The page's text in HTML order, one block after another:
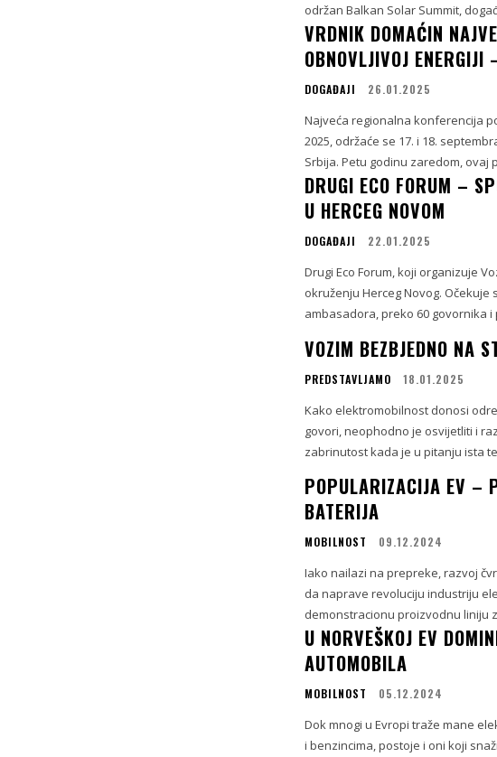
održan Balkan Solar Summit,
VRDNIK DOMAĆIN
OBNOVLJIVOJ
DOGAĐAJI 26.01.2025
Najveća regionalna konferencija
2025, održaće se 17. i 18.
Srbija. Petu godinu zaredom, ovaj
DRUGI ECO FORUM –
U HERCEG NOVOM
DOGAĐAJI 22.01.2025
Drugi Eco Forum, koji organizuje
okruženju Herceg Novog.
ambasadora, preko 60 govornika i
VOZIM BEZBJEDNO NA
PREDSTAVLJAMO 18.01.2025
Kako elektromobilnost donosi
govori, neophodno je osvijetliti i
zabrinutost kada je u pitanju ista
POPULARIZACIJA EV –
BATERIJA
MOBILNOST 09.12.2024
Iako nailazi na prepreke, razvoj
da naprave revoluciju industriju
demonstracionu proizvodnu liniju
U NORVEŠKOJ EV
AUTOMOBILA
MOBILNOST 05.12.2024
Dok mnogi u Evropi traže mane
i benzincima, postoje i oni koji